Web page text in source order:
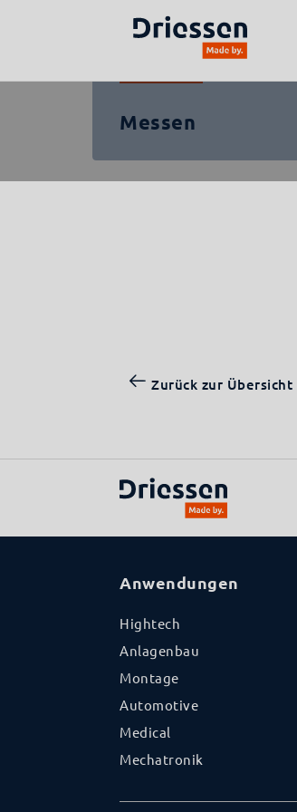
Zurück zur Übersicht
Messen
Zurück zur Übersicht
Anwendungen
Hightech
Anlagenbau
Montage
Automotive
Medical
Mechatronik